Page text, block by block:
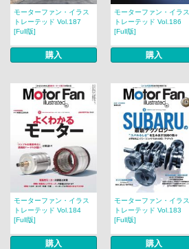
モーターファン・イラス
トレーテッド Vol.187
[Full版]
購入
モーターファン・イラス
トレーテッド Vol.186
[Full版]
購入
モーターファン・イラス
トレーテッド Vol.184
[Full版]
購入
モーターファン・イラス
トレーテッド Vol.183
[Full版]
購入